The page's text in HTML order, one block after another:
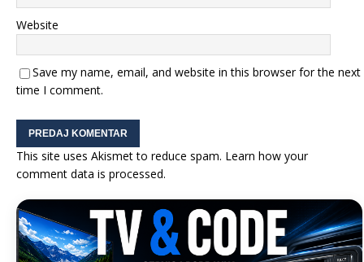
Website
Save my name, email, and website in this browser for the next
time I comment.
This site uses Akismet to reduce spam. Learn how your
comment data is processed.